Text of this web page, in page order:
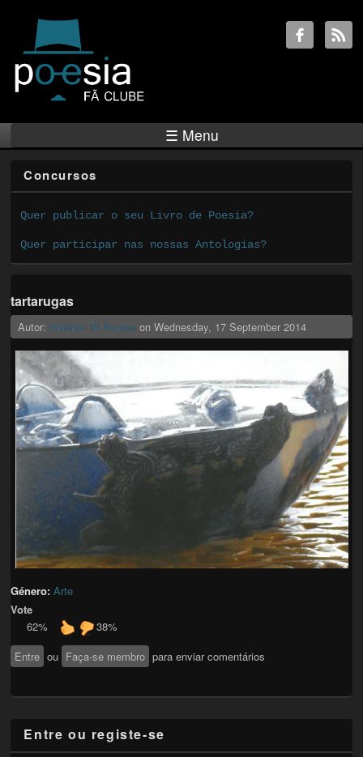
☰ Menu
Concursos
Quer publicar o seu Livro de Poesia?
Quer participar nas nossas Antologias?
tartarugas
Autor:António Tê Santos onWednesday, 17 September 2014
Género:Arte
Vote
62%
38%
Entre ou Faça-se membro para enviar comentários
Entre ou registe-se